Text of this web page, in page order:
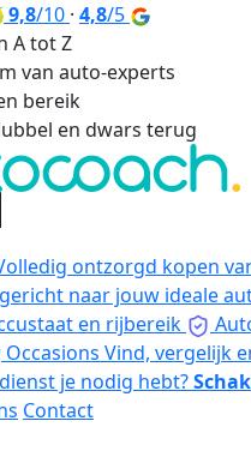
9,8/10 · 4,8/5
A tot Z
van auto-experts
bereik
en dwars terug
ontzorgd kopen
naar jouw ideale
en rijbereik
Occasions Vind, vergelijk
je nodig hebt?
Contact